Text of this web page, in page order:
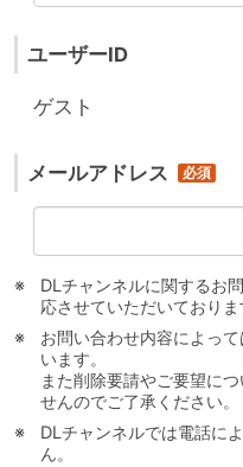
ユーザーID
ゲスト
メールアドレス
DLチャンネルに関するお
応させていただいておりま
お問い合わせ内容によっ
います。
また削除要請やご要望に
せんのでご了承ください。
DLチャンネルでは電話に
ん。